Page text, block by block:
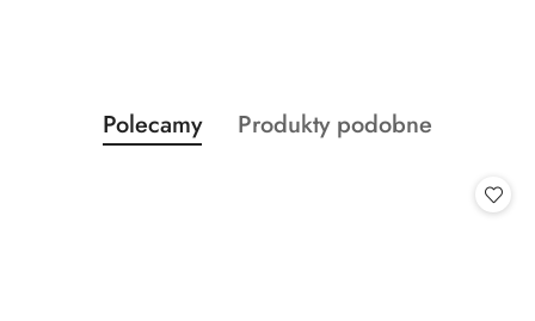
Pomiń karuzelę produktów
Produkty
o
Polecamy
Produkty
Produkty podobne